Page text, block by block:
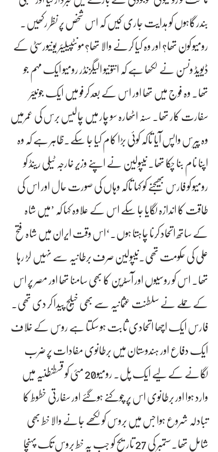
بندرگاہوں کو ہدایت جاری کیں کہ اس شخص پر نظر رکھیں۔
رومیو کون تھا؟ اور وہ کیا کرنے والا تھا؟مونٹپیلیئر یونیورسٹی کے
ڈیویڈ ونسن نے لکھا ہے کہ انتونیو الیگزنڈر رومیو ایک مہم جو
تھا۔ وہ فوج میں تھا اور اس کے بعد کرفو میں ایک جونیئر
سفارت کار تھا۔ سنہ اٹھارہ سو چار میں چالیس برس کی عمرمیں
وہ پیرس واپس آیا تاکہ کوئی بڑا کام کیا جا سکے۔ظاہر ہے کہ وہ
اپنا نام بنا چکا تھا۔ نیپولین نے اپنے وزیر خارجہ ٹیلی رینڈ کو
رومیو کو فارس بھیجنے کو کہا تاکہ وہاں کی صورت حال اور اس کی
طاقت کا اندازہ لگایا جا سکے اس کے علاوہ کہا کہ ’میں شاہ
کے ساتھ اتحاد کرنا چاہتا ہوں۔‘اس وقت ایران میں شاہ فتح
علی کی حکومت تھی۔نیپولین صرف برطانیہ سے نہیں لڑ رہا
تھا۔ اس کو روسیوں اور آسٹرین کا بھی سامنا تھا اور مصر پر اس
کے حملے نے سلطنت عثمانیہ سے بھی خیلج پیدا کر دی تھی۔
فارس ایک اچھا اتحادی ثابت ہو سکتا ہے روس کے خلاف
ایک دفاع اور ہندوستان میں برطانوی مفادات پر ضرب
لگانے کے لیے ایک پل۔ رومیو20 مئی کو قسطنطنیہ میں
وارد ہوا اور برطانوی اس پر چوکنے ہوگئے اور سفارتی خطوط کا
تبادلہ شروع ہوا جس میں بروس کو لکھے جانے والا خط بھی
شامل تھا۔ستمبر کی 27 تاریح کو جب یہ خط بروس تک پہنچا